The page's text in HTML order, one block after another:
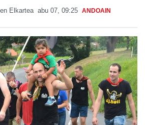
Elkartea abu 07, 09:25 ANDOAIN